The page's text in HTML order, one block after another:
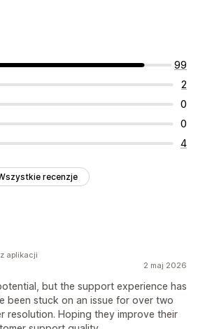
99
2
0
0
4
recenzje
2 maj 2026
but the support experience has
been stuck on an issue for over two
resolution. Hoping they improve their
aplikacji